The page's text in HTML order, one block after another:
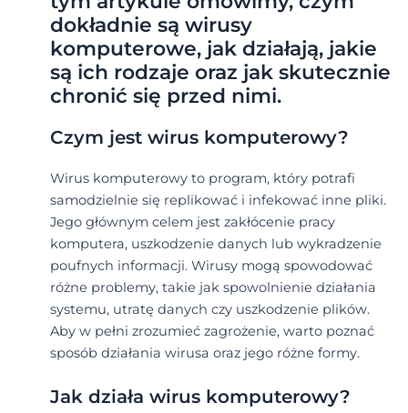
dokładnie są wirusy
komputerowe, jak działają, jakie
są ich rodzaje oraz jak skutecznie
chronić się przed nimi.
Czym jest wirus komputerowy?
Wirus komputerowy to program, który potrafi
samodzielnie się replikować i infekować inne pliki.
Jego głównym celem jest zakłócenie pracy
komputera, uszkodzenie danych lub wykradzenie
poufnych informacji. Wirusy mogą spowodować
różne problemy, takie jak spowolnienie działania
systemu, utratę danych czy uszkodzenie plików.
Aby w pełni zrozumieć zagrożenie, warto poznać
sposób działania wirusa oraz jego różne formy.
Jak działa wirus komputerowy?